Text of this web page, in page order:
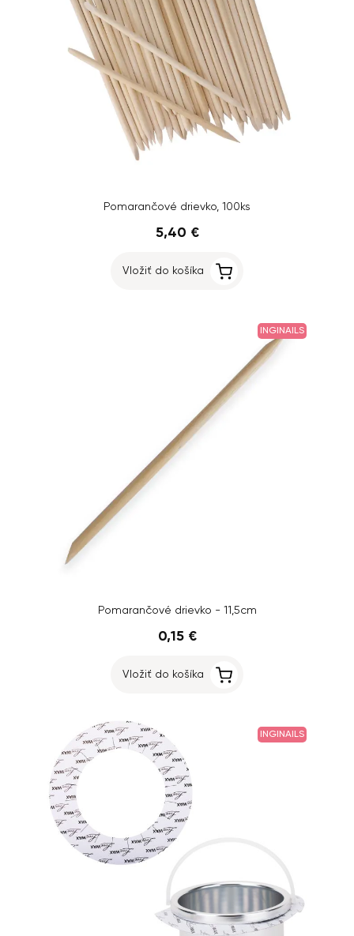
Pomarančové drievko, 100ks
5,40 €
Vložiť do košíka
INGINAILS
Pomarančové drievko - 11,5cm
0,15 €
Vložiť do košíka
INGINAILS